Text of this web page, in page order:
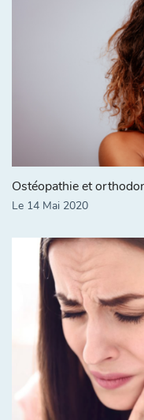
Ostéopathie et
Le 14 Mai 2020